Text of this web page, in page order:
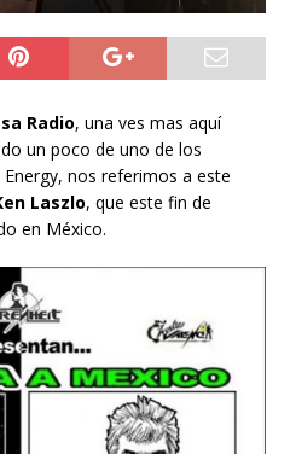
Radio, una ves mas aquí
un poco de uno de los
nos referimos a este
Laszlo, que este fin de
en México.